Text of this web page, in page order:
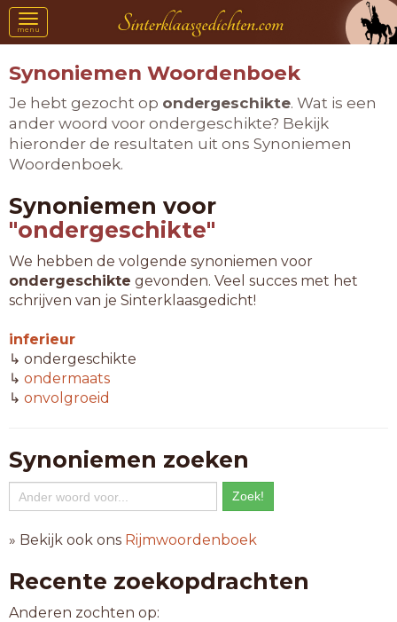
Toggle
navigation
menu
Synoniemen Woordenboek
Je hebt gezocht op ondergeschikte. Wat is een
ander woord voor ondergeschikte? Bekijk
hieronder de resultaten uit ons Synoniemen
Woordenboek.
Synoniemen voor
"ondergeschikte"
We hebben de volgende synoniemen voor
ondergeschikte gevonden. Veel succes met het
schrijven van je Sinterklaasgedicht!
inferieur
↳ ondergeschikte
↳ ondermaats
↳ onvolgroeid
Synoniemen zoeken
» Bekijk ook ons Rijmwoordenboek
Recente zoekopdrachten
Anderen zochten op: